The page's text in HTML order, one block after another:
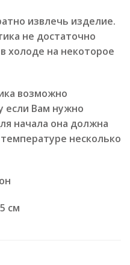
извлечь изделие.
не достаточно
холоде на некоторое
возможно
если Вам нужно
начала она должна
несколько
см